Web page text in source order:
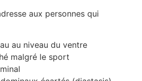
aux personnes qui
au niveau du ventre
malgré le sport